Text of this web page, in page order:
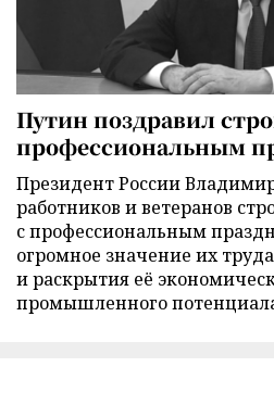
Путин поздравил
профессиональным
Президент России
работников и ветеранов
с профессиональным
огромное значение их
и раскрытия её
промышленного